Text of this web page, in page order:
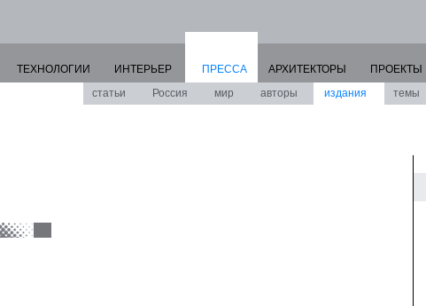
ТЕХНОЛОГИИ ИНТЕРЬЕР
ПРЕССА
статьи
Россия мир авторы издания темы
АРХИТЕКТОРЫ ПРОЕКТЫ